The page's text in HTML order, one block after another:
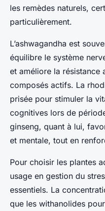
les remèdes naturels,
particulièrement.
L’ashwagandha est
équilibre le système
et améliore la résistance
composés actifs. La
prisée pour stimuler la
cognitives lors de
ginseng, quant à lui,
et mentale, tout en
Pour choisir les plantes
usage en gestion du
essentiels. La
que les withanolides